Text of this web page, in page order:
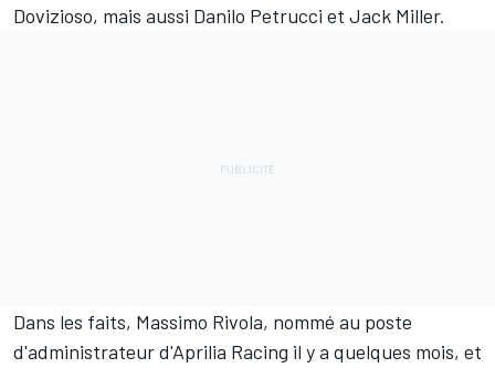
Dovizioso, mais aussi Danilo Petrucci et Jack Miller.
Dans les faits, Massimo Rivola, nommé au poste
d'administrateur d'Aprilia Racing il y a quelques mois, et